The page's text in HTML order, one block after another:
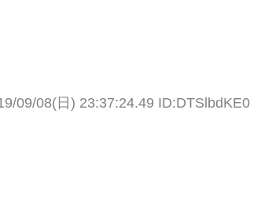
09/08(日) 23:37:24.49 ID:DTSlbdKE0